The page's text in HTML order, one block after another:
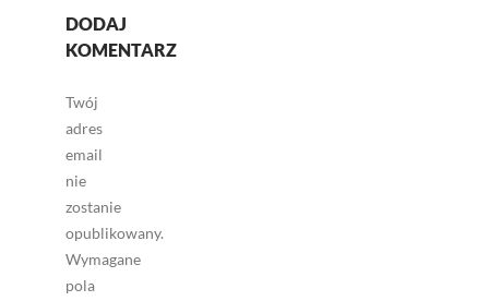
DODAJ
KOMENTARZ
Twój
adres
email
nie
zostanie
opublikowany.
Wymagane
pola